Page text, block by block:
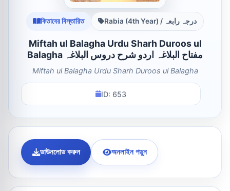
কিতাবের বিস্তারিত Rabia (4th Year) / درجہ رابعہ
Miftah ul Balagha Urdu Sharh Duroos ul
Balagha مفتاح البلاغہ اردو شرح دروس البلاغہ
Miftah ul Balagha Urdu Sharh Duroos ul Balagha
ID: 653
ডাউনলোড করুন অনলাইন পড়ুন